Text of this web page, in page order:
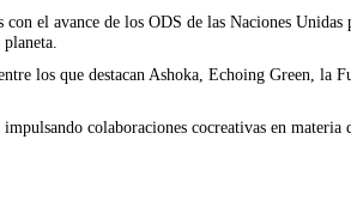
el avance de los ODS de las Naciones
los que destacan Ashoka, Echoing Green,
colaboraciones cocreativas en